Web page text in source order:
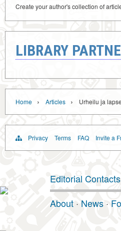
Create your author's collection of
LIBRARY
Home › Articles › Urheilu ja
Privacy Terms FAQ Invite a
Editorial Contacts
About · News ·